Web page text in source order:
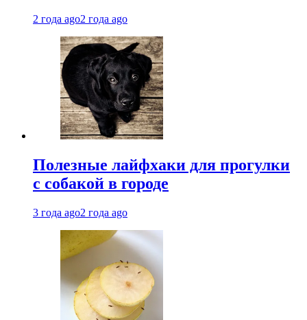
2 года ago2 года ago
Полезные лайфхаки для прогулки
с собакой в городе
3 года ago2 года ago